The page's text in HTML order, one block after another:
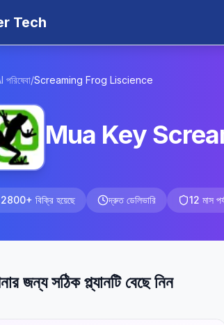
Tech
পরিষেবা/Screaming Frog Liscience
Mua Key
2800+ বিক্রি হয়েছে দ্রুত ডেলিভারি 12 মাস
জন্য সঠিক প্ল্যানটি বেছে নিন